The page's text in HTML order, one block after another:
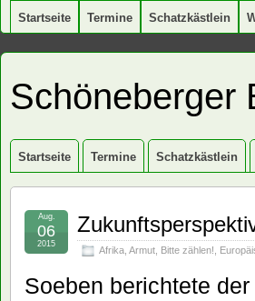
Startseite Termine Schatzkästlein
Schöneberger
Startseite Termine Schatzkästlein
Afrika Armut Bitte zählen!
Aug.
06
2015
Soeben berichtete